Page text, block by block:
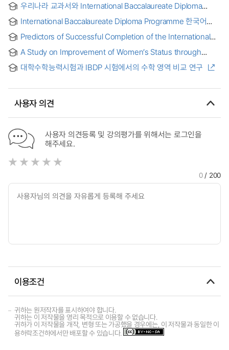
우리나라 교과서와 International Baccalaureate Diploma
Programme (IBDP) 교과서 비교·분석 = A Comparative Study
on International Baccalaureate Diploma Programme (IBDP)
Textbooks and Korean Textbooks by 2015 Revised
Curriculum
International Baccalaureate Diploma Programme 한국어
Predictors of Successful Completion of the International
A Study on Improvement of Women’s Status through
Decent Works in Tanzania - A Case of Rungemba
Community Development Training Institute’s Diploma
방안
대학수학능력시험과 IBDP 시험에서의 수학 영역 비교 연구
사용자 의견
사용자 의견등록 및 강의평가를 위해서는 로그인을
해주세요.
0/ 200
이용조건
귀하는 원저작자를 표시하여야 합니다.
귀하는 이 저작물을 영리 목적으로 이용할 수 없습니다.
귀하가 이 저작물을 개작, 변형 또는 가공했을 경우에는, 이 저작물과 동일한 이
용허락조건하에서만 배포할 수 있습니다.